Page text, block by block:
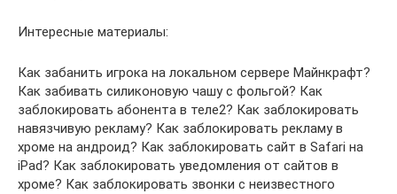
Интересные материалы:
Как забанить игрока на локальном сервере Майнкрафт?
Как забивать силиконовую чашу с фольгой? Как
заблокировать абонента в теле2? Как заблокировать
навязчивую рекламу? Как заблокировать рекламу в
хроме на андроид? Как заблокировать сайт в Safari на
iPad? Как заблокировать уведомления от сайтов в
хроме? Как заблокировать звонки с неизвестного